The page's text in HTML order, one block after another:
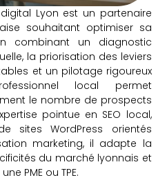
Lyon est un partenaire
souhaitant optimiser sa
combinant un diagnostic
la priorisation des leviers
et un pilotage rigoureux
local permet
le nombre de prospects
pointue en SEO local,
sites WordPress orientés
marketing, il adapte la
du marché lyonnais et
PME ou TPE.